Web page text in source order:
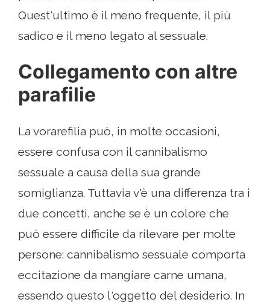
Quest'ultimo è il meno frequente, il più
sadico e il meno legato al sessuale.
Collegamento con altre
parafilie
La vorarefilia può, in molte occasioni,
essere confusa con il cannibalismo
sessuale a causa della sua grande
somiglianza. Tuttavia v'è una differenza tra i
due concetti, anche se è un colore che
può essere difficile da rilevare per molte
persone: cannibalismo sessuale comporta
eccitazione da mangiare carne umana,
essendo questo l'oggetto del desiderio. In